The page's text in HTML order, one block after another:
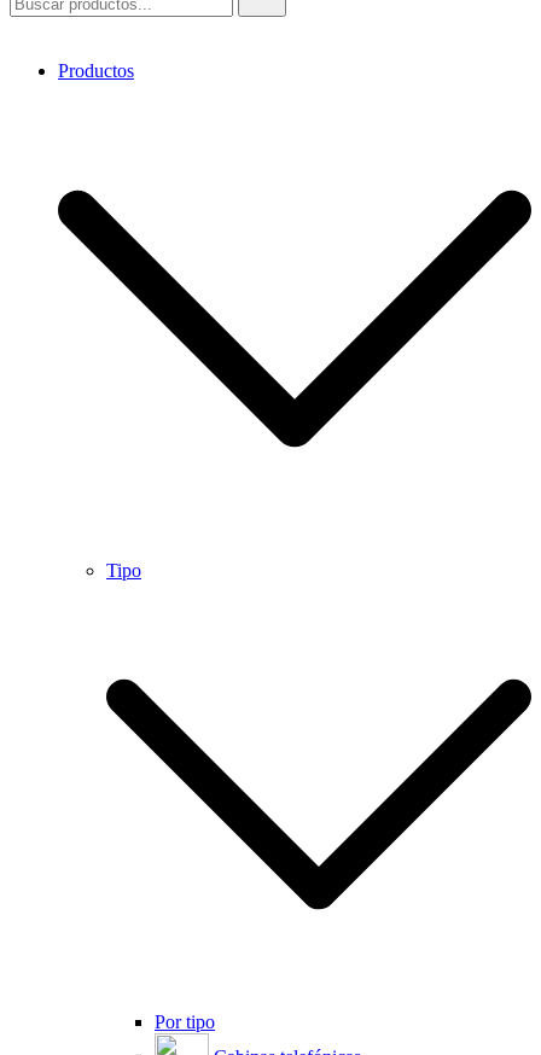
Productos
Tipo
Por tipo